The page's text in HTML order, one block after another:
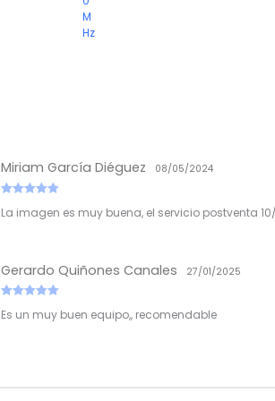
M
Hz
5de 5
Miriam García Diéguez 08/05/2024
La imagen es muy buena, el servicio postventa
5de 5
Gerardo Quiñones Canales 27/01/2025
Es un muy buen equipo,, recomendable